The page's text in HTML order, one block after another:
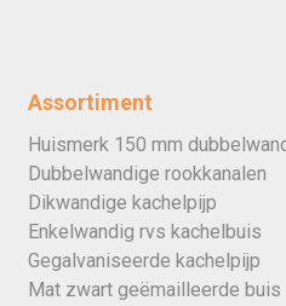
Assortiment
Huismerk 150 mm
Dubbelwandige rookkanalen
Dikwandige kachelpijp
Enkelwandig rvs kachelbuis
Gegalvaniseerde kachelpijp
Mat zwart geëmailleerde buis